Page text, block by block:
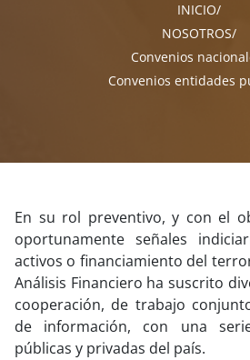
INICIO
NOSOTROS
Convenios
Convenios entidades
En su rol preventivo, y con el
oportunamente señales
activos o financiamiento del
Análisis Financiero ha suscrito
cooperación, de trabajo
de información, con una
públicas y privadas del país.